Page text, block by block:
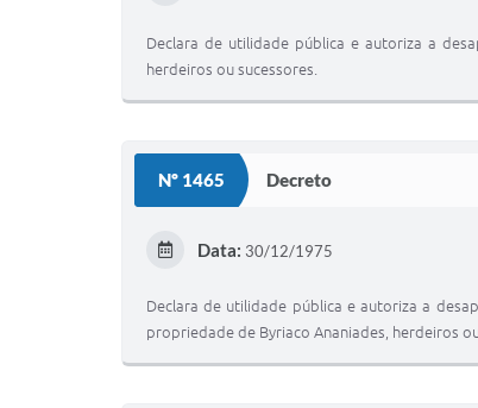
Declara de utilidade pública e autoriza a
herdeiros ou sucessores.
Nº 1465 Decreto
Data: 30/12/1975
Declara de utilidade pública e autoriza a
propriedade de Byriaco Ananiades, herdeiros ou